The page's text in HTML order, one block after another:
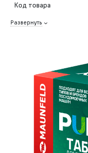
Код товара
Развернуть